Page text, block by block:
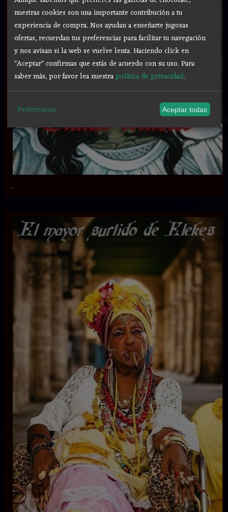
.
nuestras cookies son una importante contribución a tu
experiencia de compra. Nos ayudan a enseñarte jugosas
ofertas, recuerdan tus preferencias para facilitar tu navegación
y nos avisan si la web se vuelve lenta. Haciendo click en
"Aceptar" confirmas que estás de acuerdo con su uso.Para
saber más, por favor lea nuestrapolítica de privacidad.
Preferencias Aceptar todas